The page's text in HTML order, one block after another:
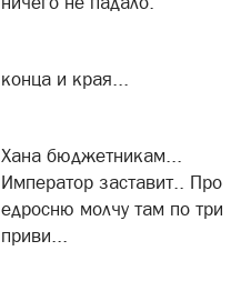
конца и края...
Хана бюджетникам...
Император заставит.. Про
едросню молчу там по три
приви...